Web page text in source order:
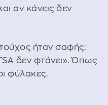
αν κάνεις δεν
ήταν σαφής:
δεν φτάνει». Όπως
φύλακες.